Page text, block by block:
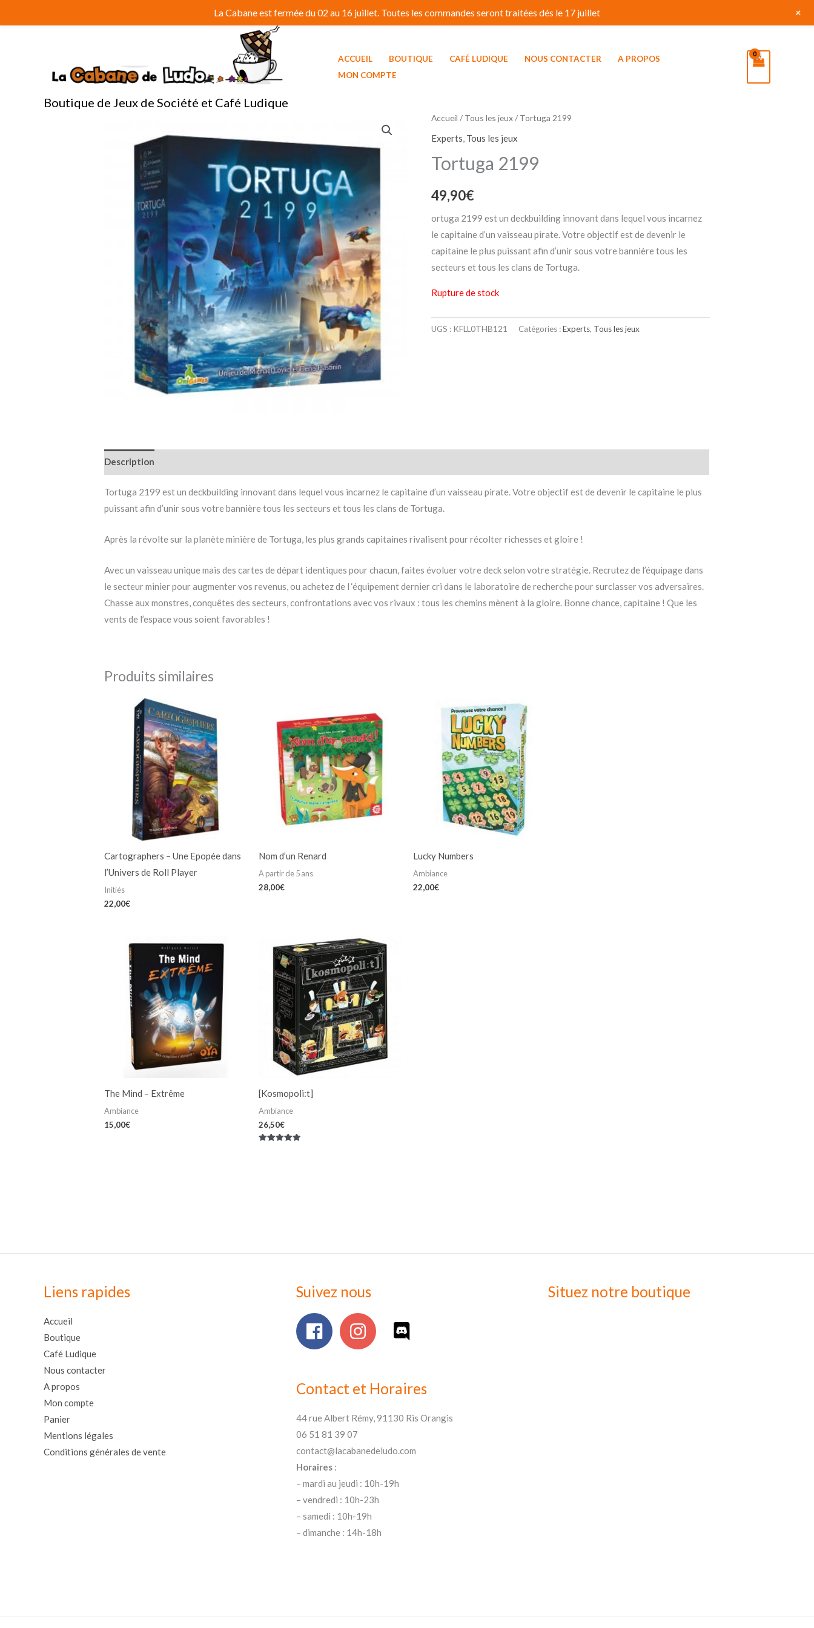
au
Boutique de Jeux de Société et Café Ludique
ACCUEIL BOUTIQUE CAFÉ LUDIQUE NOUS CONTACTER
A PROPOS
MON COMPTE
Accueil / Tous les jeux/ Tortuga 2199
Experts, Tous les jeux
Tortuga 2199
49,90€
ortuga 2199 est un deckbuilding innovant dans lequel vous incarnez
le capitaine d’un vaisseau pirate. Votre objectif est de devenir le
capitaine le plus puissant afin d’unir sous votre bannière tous les
secteurs et tous les clans de Tortuga.
Rupture de stock
UGS : KFLL0THB121 Catégories :Experts, Tous les jeux
Description
Tortuga 2199 est un deckbuilding innovant dans lequel vous incarnez le capitaine d’un vaisseau pirate. Votre objectif est de devenir le capitaine le plus
puissant afin d’unir sous votre bannière tous les secteurs et tous les clans de Tortuga.
Après la révolte sur la planète minière de Tortuga, les plus grands capitaines rivalisent pour récolter richesses et gloire !
Avec un vaisseau unique mais des cartes de départ identiques pour chacun, faites évoluer votre deck selon votre stratégie. Recrutez de l’équipage dans
le secteur minier pour augmenter vos revenus, ou achetez de l ‘équipement dernier cri dans le laboratoire de recherche pour surclasser vos adversaires.
Chasse aux monstres, conquêtes des secteurs, confrontations avec vos rivaux : tous les chemins mènent à la gloire. Bonne chance, capitaine ! Que les
vents de l’espace vous soient favorables !
Produits similaires
Cartographers – Une Epopée dans
l’Univers de Roll Player
Initiés
22,00€
Nom d’un Renard
A partir de 5 ans
28,00€
Lucky Numbers
Ambiance
22,00€
The Mind – Extrême
Ambiance
15,00€
[Kosmopoli:t]
Ambiance
26,50€
Liens rapides
Accueil
Boutique
Café Ludique
Nous contacter
A propos
Mon compte
Panier
Mentions légales
Conditions générales de vente
Suivez nous
Contact et Horaires
44 rue Albert Rémy, 91130 Ris Orangis
06 51 81 39 07
contact@lacabanedeludo.com
Horaires:
– mardi au jeudi : 10h-19h
– vendredi : 10h-23h
– samedi : 10h-19h
– dimanche : 14h-18h
Situez notre boutique
La Cabane est fermée du 02 au 16 juillet. Toutes les commandes seront traitées dés le 17 juillet +